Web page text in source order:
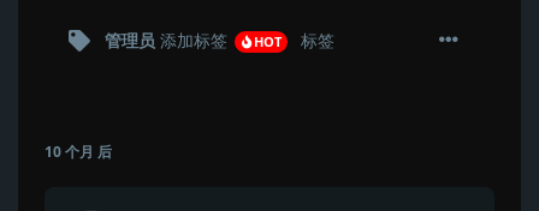
管理员 添加标签 HOT 标签
10 个月 后